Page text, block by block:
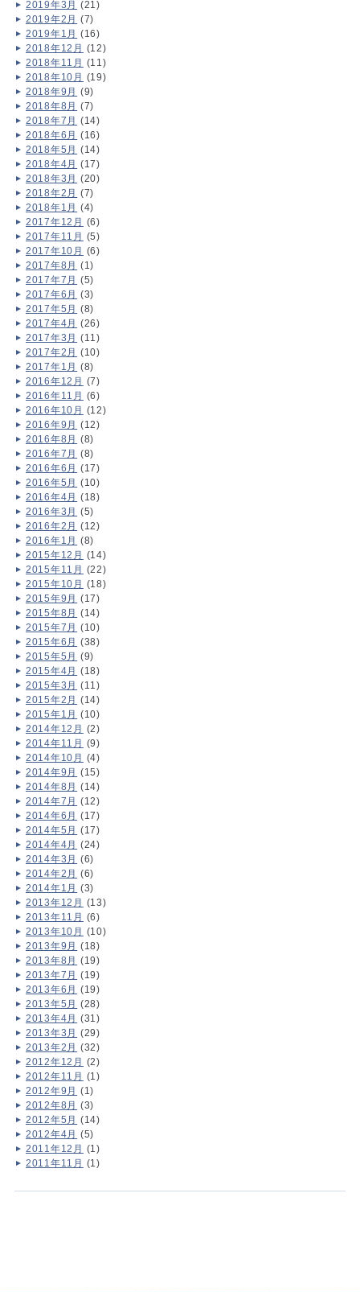
2019年3月 (21)
2019年2月 (7)
2019年1月 (16)
2018年12月 (12)
2018年11月 (11)
2018年10月 (19)
2018年9月 (9)
2018年8月 (7)
2018年7月 (14)
2018年6月 (16)
2018年5月 (14)
2018年4月 (17)
2018年3月 (20)
2018年2月 (7)
2018年1月 (4)
2017年12月 (6)
2017年11月 (5)
2017年10月 (6)
2017年8月 (1)
2017年7月 (5)
2017年6月 (3)
2017年5月 (8)
2017年4月 (26)
2017年3月 (11)
2017年2月 (10)
2017年1月 (8)
2016年12月 (7)
2016年11月 (6)
2016年10月 (12)
2016年9月 (12)
2016年8月 (8)
2016年7月 (8)
2016年6月 (17)
2016年5月 (10)
2016年4月 (18)
2016年3月 (5)
2016年2月 (12)
2016年1月 (8)
2015年12月 (14)
2015年11月 (22)
2015年10月 (18)
2015年9月 (17)
2015年8月 (14)
2015年7月 (10)
2015年6月 (38)
2015年5月 (9)
2015年4月 (18)
2015年3月 (11)
2015年2月 (14)
2015年1月 (10)
2014年12月 (2)
2014年11月 (9)
2014年10月 (4)
2014年9月 (15)
2014年8月 (14)
2014年7月 (12)
2014年6月 (17)
2014年5月 (17)
2014年4月 (24)
2014年3月 (6)
2014年2月 (6)
2014年1月 (3)
2013年12月 (13)
2013年11月 (6)
2013年10月 (10)
2013年9月 (18)
2013年8月 (19)
2013年7月 (19)
2013年6月 (19)
2013年5月 (28)
2013年4月 (31)
2013年3月 (29)
2013年2月 (32)
2012年12月 (2)
2012年11月 (1)
2012年9月 (1)
2012年8月 (3)
2012年5月 (14)
2012年4月 (5)
2011年12月 (1)
2011年11月 (1)